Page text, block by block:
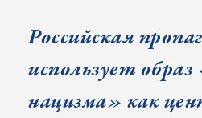
Российская
использует образ
нацизма» как